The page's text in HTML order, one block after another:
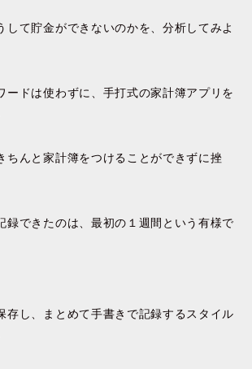
して貯金ができないのかを、分析してみよ
ードは使わずに、手打式の家計簿アプリを
ちんと家計簿をつけることができずに挫
録できたのは、最初の１週間という有様で
存し、まとめて手書きで記録するスタイル